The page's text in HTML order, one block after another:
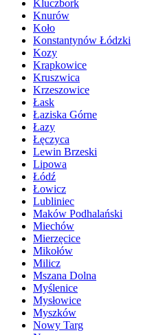
Kluczbork
Knurów
Koło
Konstantynów Łódzki
Kozy
Krapkowice
Kruszwica
Krzeszowice
Łask
Łaziska Górne
Łazy
Łęczyca
Lewin Brzeski
Lipowa
Łódź
Łowicz
Lubliniec
Maków Podhalański
Miechów
Mierzęcice
Mikołów
Milicz
Mszana Dolna
Myślenice
Mysłowice
Myszków
Nowy Targ